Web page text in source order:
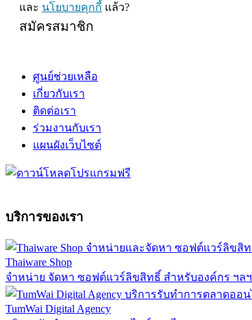
และ นโยบายคุกกี้ แล้ว?
สมัครสมาชิก
ศูนย์ช่วยเหลือ
เกี่ยวกับเรา
ติดต่อเรา
ร่วมงานกับเรา
แผนผังเว็บไซต์
บริการของเรา
Thaiware Shop
จำหน่าย จัดหา ซอฟต์แวร์ลิขสิทธิ์ สำหรับองค์กร ฯลฯ
TumWai Digital Agency